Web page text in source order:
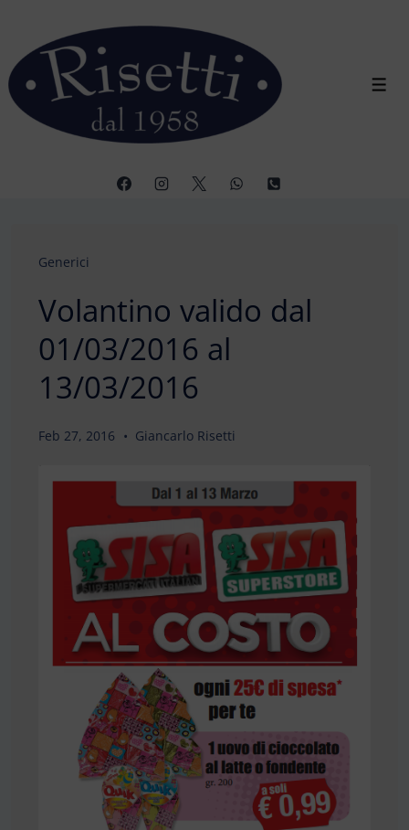
contenuto
principale
Generici
Volantino valido dal
01/03/2016 al
13/03/2016
Feb 27, 2016 Giancarlo Risetti